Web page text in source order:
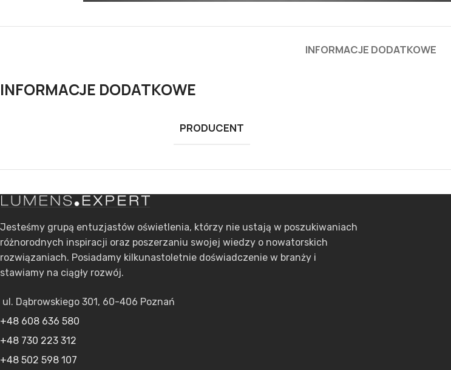
INFORMACJE DODATKOWE
INFORMACJE DODATKOWE
PRODUCENT
Jesteśmy grupą entuzjastów oświetlenia, którzy nie ustają w poszukiwaniach
różnorodnych inspiracji oraz poszerzaniu swojej wiedzy o nowatorskich
rozwiązaniach. Posiadamy kilkunastoletnie doświadczenie w branży i
stawiamy na ciągły rozwój.
ul. Dąbrowskiego 301, 60-406 Poznań
+48 608 636 580
+48 730 223 312
+48 502 598 107